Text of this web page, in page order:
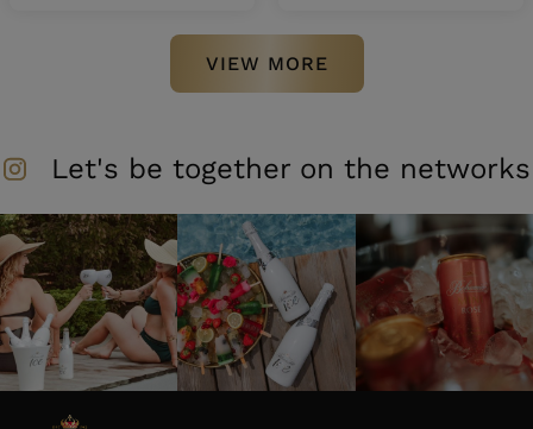
VIEW MORE
Let's be together on the networks